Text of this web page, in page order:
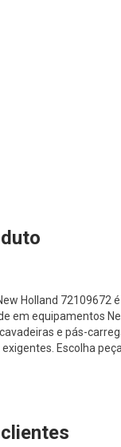
Holland
em equipamentos
e pás-
Escolha